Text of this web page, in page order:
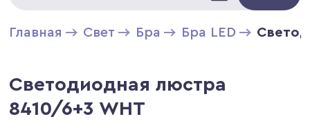
Главная Свет Бра Бра LED
Светодиодная люстра
8410/6+3 WHT